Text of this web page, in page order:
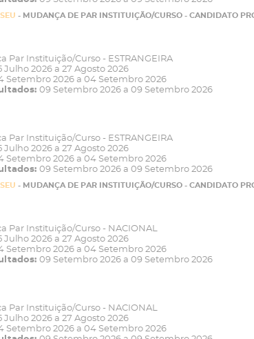
- MUDANÇA DE PAR INSTITUIÇÃO/CURSO - CANDIDATO
Par Instituição/Curso - ESTRANGEIRA
Julho 2026 a 27 Agosto 2026
Setembro 2026 a 04 Setembro 2026
09 Setembro 2026 a 09 Setembro 2026
Par Instituição/Curso - ESTRANGEIRA
Julho 2026 a 27 Agosto 2026
Setembro 2026 a 04 Setembro 2026
09 Setembro 2026 a 09 Setembro 2026
- MUDANÇA DE PAR INSTITUIÇÃO/CURSO - CANDIDATO
Par Instituição/Curso - NACIONAL
Julho 2026 a 27 Agosto 2026
Setembro 2026 a 04 Setembro 2026
09 Setembro 2026 a 09 Setembro 2026
Par Instituição/Curso - NACIONAL
Julho 2026 a 27 Agosto 2026
Setembro 2026 a 04 Setembro 2026